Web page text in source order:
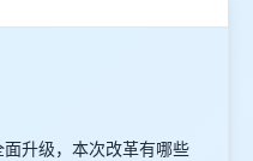
升级，本次改革有哪些